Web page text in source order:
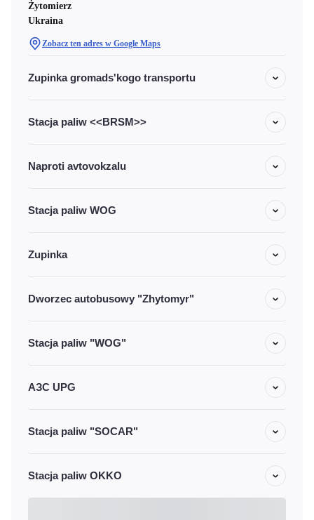
Żytomierz
Ukraina
Zobacz ten adres w Google Maps
Zupinka gromads'kogo transportu
Stacja paliw <<BRSM>>
Naproti avtovokzalu
Stacja paliw WOG
Zupinka
Dworzec autobusowy "Zhytomyr"
Stacja paliw "WOG"
АЗС UPG
Stacja paliw "SOCAR"
Stacja paliw OKKO